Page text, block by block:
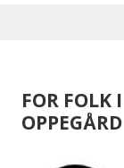
FOR FOLK
OPPEGÅRD